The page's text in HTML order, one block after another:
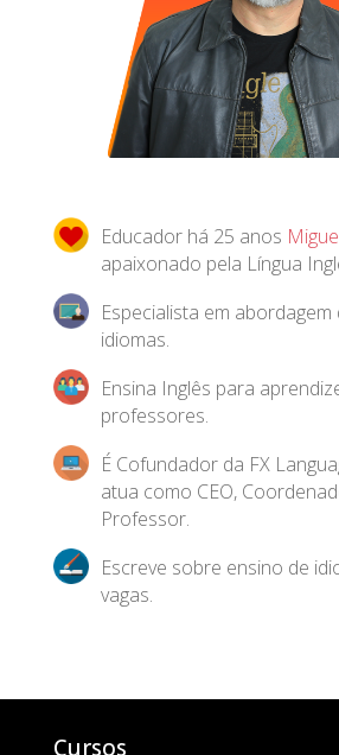
Educador há 25 anos
apaixonado pela Língua
Especialista em
idiomas.
Ensina Inglês para
professores.
É Cofundador da FX
atua como CEO,
Professor.
Escreve sobre ensino de
vagas.
Cursos